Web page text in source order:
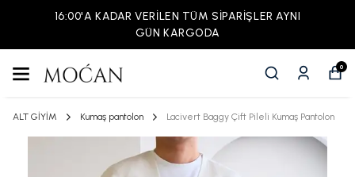
16:00'A KADAR VERİLEN TÜM SİPARİŞLER AYNI
GÜN KARGODA
0
ALT GİYİM Kumaş pantolon Lacivert Baggy Çift Pileli Kumaş Pantolon